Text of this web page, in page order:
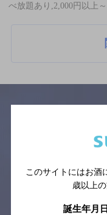
べ放題あり,2,000円以上
サイトマッ
念のためお店にご確認
このサイトにはお酒
歳以上
誕生年月